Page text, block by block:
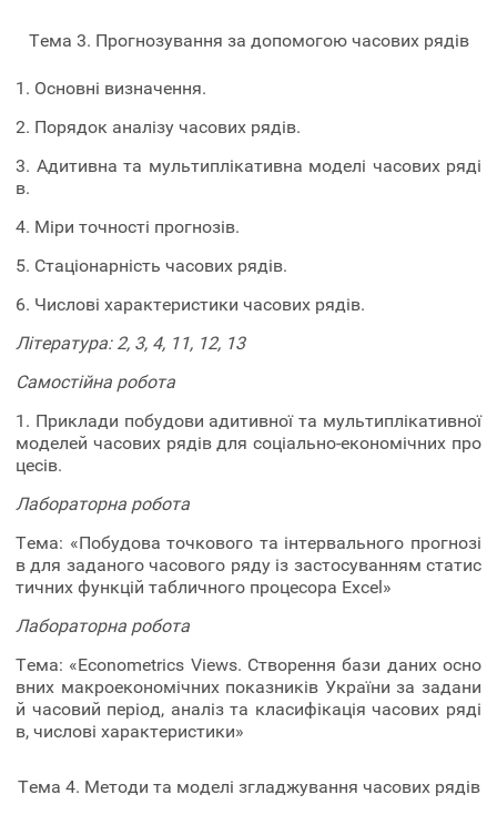
Тема 3. Прогнозування за допомогою часових рядів
1. Основні визначення.
2. Порядок аналізу часових рядів.
3. Адитивна та мультиплікативна моделі часових ряді
в.
4. Міри точності прогнозів.
5. Стаціонарність часових рядів.
6. Числові характеристики часових рядів.
Література: 2, 3, 4, 11, 12, 13
Самостійна робота
1. Приклади побудови адитивної та мультиплікативної
моделей часових рядів для соціально-економічних про
цесів.
Лабораторна робота
Тема: «Побудова точкового та інтервального прогнозі
в для заданого часового ряду із застосуванням статис
тичних функцій табличного процесора Excel»
Лабораторна робота
Тема: «Econometrics Views. Створення бази даних осно
вних макроекономічних показників України за задани
й часовий період, аналіз та класифікація часових ряді
в, числові характеристики»
Тема 4. Методи та моделі згладжування часових рядів